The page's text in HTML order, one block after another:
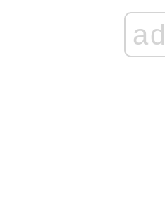
ad